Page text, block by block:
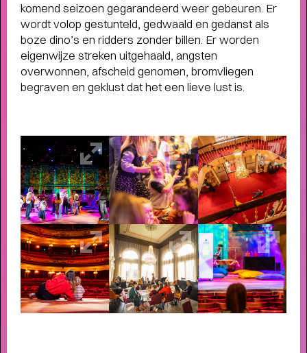
THEATERMAKER STEEF DE JONG
OVER TULIP TOWN- Operette, punk,
humor, liefde en kartonnen magie
komend seizoen gegarandeerd weer gebeuren. Er
wordt volop gestunteld, gedwaald en gedanst als
boze dino’s en ridders zonder billen. Er worden
eigenwijze streken uitgehaald, angsten
overwonnen, afscheid genomen, bromvliegen
begraven en geklust dat het een lieve lust is.